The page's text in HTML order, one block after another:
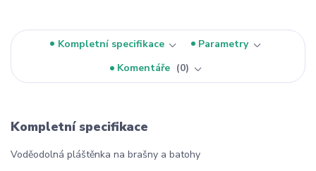
Kompletní specifikace
Parametry
Komentáře
0
Kompletní specifikace
Voděodolná pláštěnka na brašny a batohy